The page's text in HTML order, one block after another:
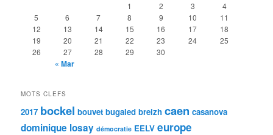
1 2 3
4
5
6 7 8 9 10
11
12
13 14 15 16 17
18
19
20 21 22 23 24
25
26
27 28 29 30
« Mar
MOTS CLEFS
2017 bockel bouvet bugaled breizh caen casanova
dominique losay démocratie EELV europe